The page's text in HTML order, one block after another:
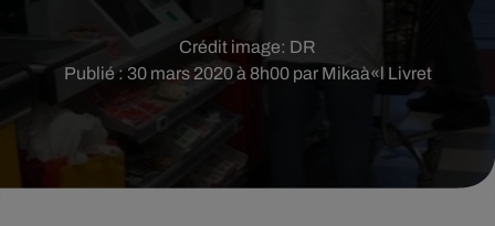
Publié : 30 mars 2020 à 8h00 par Mikaà«l Livret
Crédit image: DR